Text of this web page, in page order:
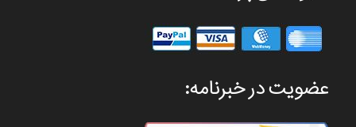
عضویت در خبرنامه: